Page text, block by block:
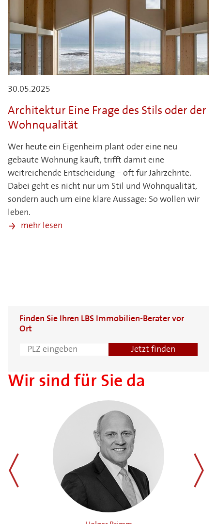
30.05.2025
Architektur Eine Frage des Stils oder der
Wohnqualität
Wer heute ein Eigenheim plant oder eine neu
gebaute Wohnung kauft, trifft damit eine
weitreichende Entscheidung – oft für Jahrzehnte.
Dabei geht es nicht nur um Stil und Wohnqualität,
sondern auch um eine klare Aussage: So wollen wir
leben.
mehr lesen
Finden Sie Ihren LBS Immobilien-Berater vor
Ort
Wir sind für Sie da